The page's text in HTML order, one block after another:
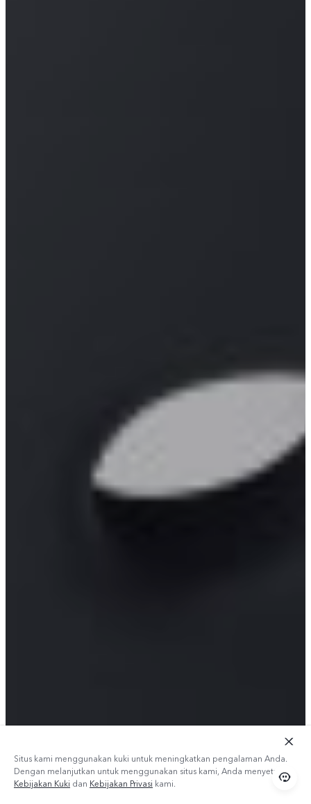
Situs kami menggunakan kuki untuk meningkatkan pengalaman Anda.
Dengan melanjutkan untuk menggunakan situs kami, Anda menyetujui
Kebijakan Kuki dan Kebijakan Privasi kami.